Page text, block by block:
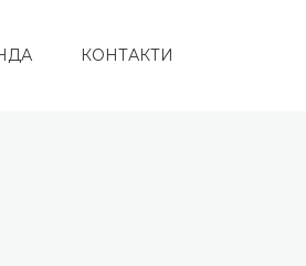
КОНТАКТИ